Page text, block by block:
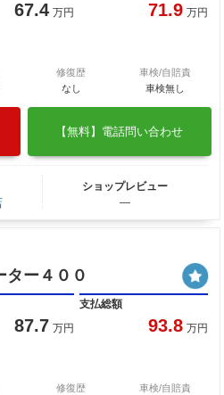
67.4 万円 71.9 万円
修復歴
なし
車検/自賠責
車検無し
【無料】電話問い合わせ
ショップレビュー
―
ター４００
87.7 万円
支払総額
93.8 万円
修復歴
車検/自賠責